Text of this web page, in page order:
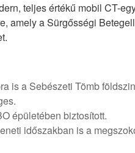
teljes értékű mobil CT-
amely a Sürgősségi
is a Sebészeti Tömb
épületében biztosított.
időszakban is a